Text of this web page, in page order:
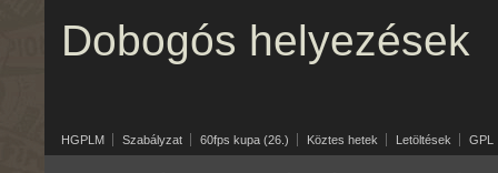
Dobogós helyezések
HGPLM Szabályzat 60fps kupa (26.) Köztes hetek Letöltések GPL